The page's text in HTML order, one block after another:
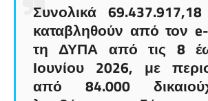
Συνολικά
καταβληθούν από τον
τη ΔΥΠΑ από τις 8
Ιουνίου 2026, με
από 84.000